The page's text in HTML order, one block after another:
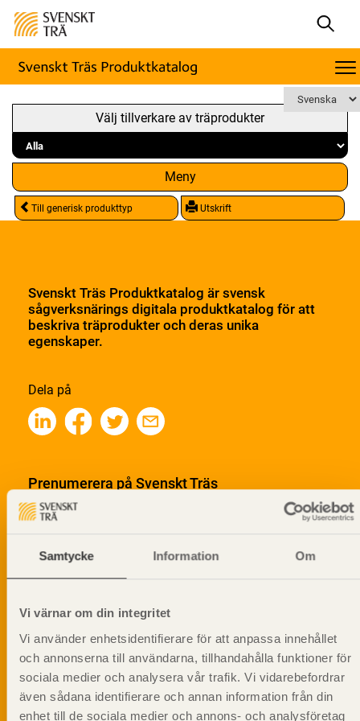
Samtycke Information Om
Vi värnar om din integritet
Vi använder enhetsidentifierare för att anpassa innehållet
och annonserna till användarna, tillhandahålla funktioner för
sociala medier och analysera vår trafik. Vi vidarebefordrar
även sådana identifierare och annan information från din
enhet till de sociala medier och annons- och analysföretag
Välj tillverkare av träprodukter
Meny
Till generisk produkttyp Utskrift
Svenskt Träs Produktkatalog är svensk
sågverksnärings digitala produktkatalog för att
beskriva träprodukter och deras unika
egenskaper.
Dela på
Prenumerera på Svenskt Träs
informationsutskick!